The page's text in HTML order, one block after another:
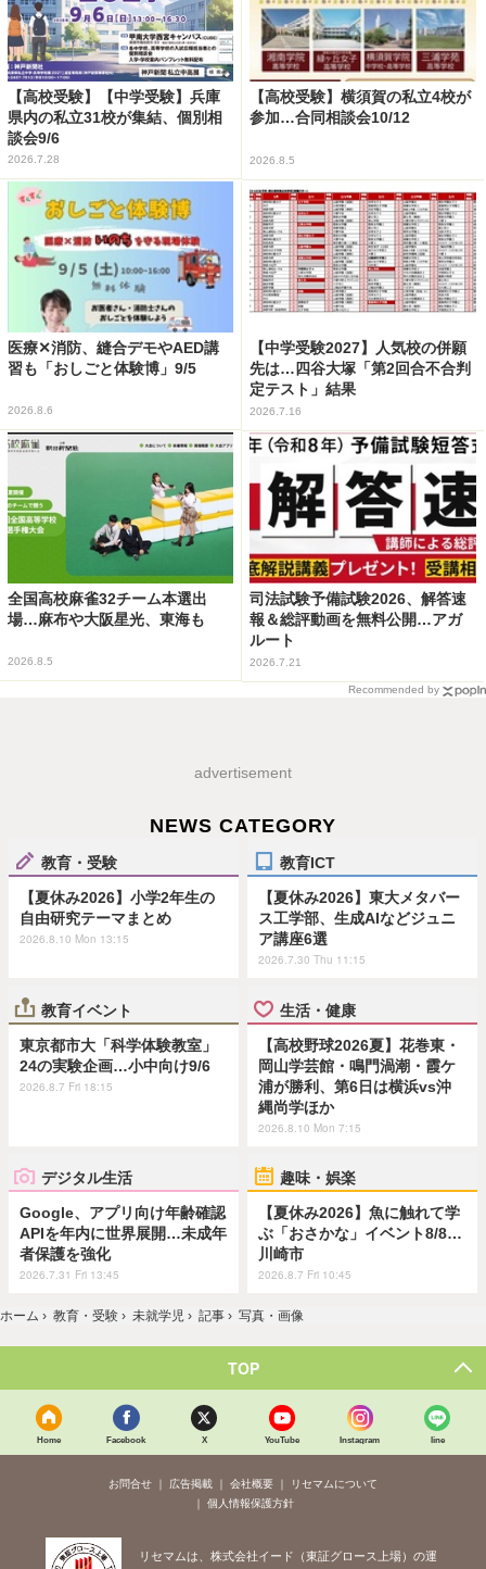
【高校受験】【中学受験】兵庫
県内の私立31校が集結、個別相
談会9/6
2026.7.28
【高校受験】横須賀の私立4校が
参加…合同相談会10/12
2026.8.5
医療✕消防、縫合デモやAED講
習も「おしごと体験博」9/5
2026.8.6
【中学受験2027】人気校の併願
先は…四谷大塚「第2回合不合判
定テスト」結果
2026.7.16
全国高校麻雀32チーム本選出
場…麻布や大阪星光、東海も
2026.8.5
司法試験予備試験2026、解答速
報＆総評動画を無料公開…アガ
ルート
2026.7.21
Recommended by
advertisement
NEWS CATEGORY
教育・受験
【夏休み2026】小学2年生の
自由研究テーマまとめ
2026.8.10 Mon 13:15
教育ICT
【夏休み2026】東大メタバー
ス工学部、生成AIなどジュニ
ア講座6選
2026.7.30 Thu 11:15
教育イベント
東京都市大「科学体験教室」
24の実験企画…小中向け9/6
2026.8.7 Fri 18:15
生活・健康
【高校野球2026夏】花巻東・
岡山学芸館・鳴門渦潮・霞ケ
浦が勝利、第6日は横浜vs沖
縄尚学ほか
2026.8.10 Mon 7:15
デジタル生活
Google、アプリ向け年齢確認
APIを年内に世界展開…未成年
者保護を強化
2026.7.31 Fri 13:45
趣味・娯楽
【夏休み2026】魚に触れて学
ぶ「おさかな」イベント8/8…
川崎市
2026.8.7 Fri 10:45
ホーム › 教育・受験 › 未就学児 › 記事 › 写真・画像
TOP
Home Facebook X YouTube Instagram line
お問合せ 広告掲載 会社概要
リセマムについて
個人情報保護方針
リセマムは、株式会社イード（東証グロース上場）の運